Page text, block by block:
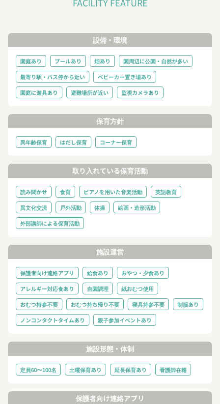
FACILITY FEATURE
設備・環境
園庭あり プールあり 畑あり
園周辺に公園・自然が多い
最寄り駅・バス停から近い
ベビーカー置き場あり
園庭に遊具あり
避難場所が近い 監視カメラあり
保育方針
異年齢保育 はだし保育 コーナー保育
取り入れている保育活動
読み聞かせ 食育 ピアノを用いた音楽活動
英語教育
異文化交流
戸外活動 体操
絵画・造形活動
外部講師による保育活動
施設運営
保護者向け連絡アプリ 給食あり
おやつ・夕食あり
アレルギー対応食あり
自園調理
紙おむつ使用
おむつ持参不要
おむつ持ち帰り不要 寝具持参不要
制服あり
ノンコンタクトタイムあり
親子参加イベントあり
施設形態・体制
定員60〜100名 土曜保育あり 延長保育あり 看護師在籍
保護者向け連絡アプリ